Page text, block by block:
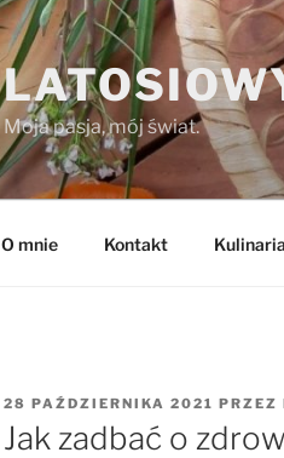
Moja pasja, mój świat.
O mnie Kontakt Kulinaria
OPUBLIKOWANE
W
28 PAŹDZIERNIKA 2021 PRZEZ
Jak zadbać o